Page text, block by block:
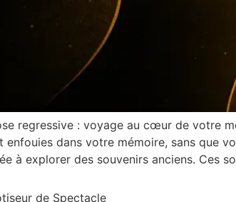
regressive : voyage au cœur de votre
enfouies dans votre mémoire, sans que
à explorer des souvenirs anciens. Ces
de Spectacle